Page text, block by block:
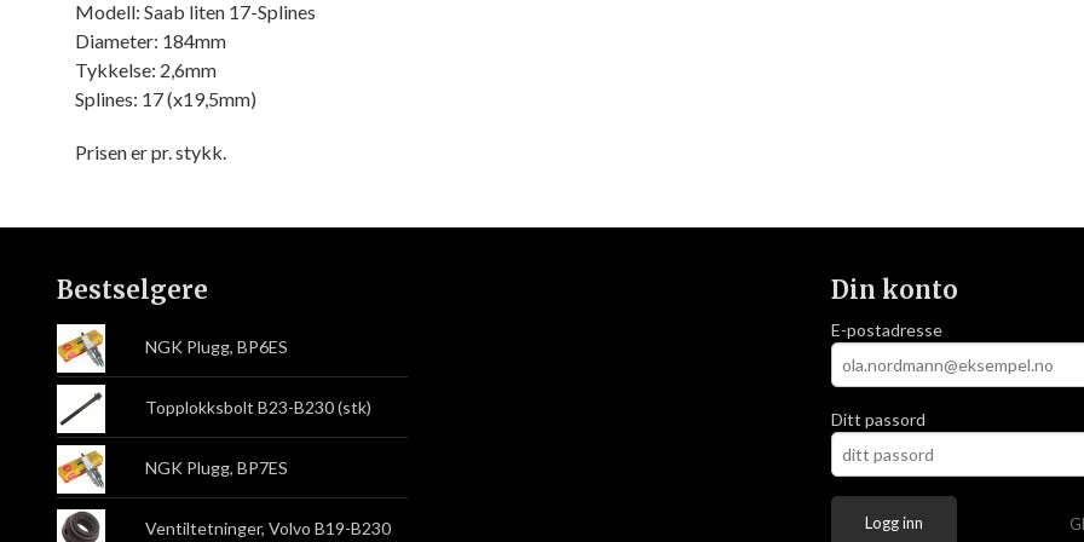
Modell: Saab liten 17-Splines
Diameter: 184mm
Tykkelse: 2,6mm
Splines: 17 (x19,5mm)
Prisen er pr. stykk.
Bestselgere
NGK Plugg, BP6ES
Topplokksbolt B23-B230 (stk)
NGK Plugg, BP7ES
Ventiltetninger, Volvo B19-B230
Din konto
E-postadresse
Ditt passord